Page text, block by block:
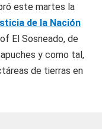
este martes la
de la Nación
El Sosneado, de
y como tal,
de tierras en